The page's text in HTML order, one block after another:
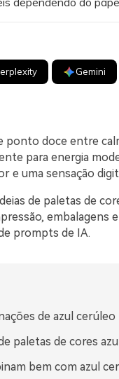
Gemini
ponto doce entre
para energia
e uma sensação
de paletas de
embalagens
prompts de IA.
de azul
paletas de cores
bem com azul